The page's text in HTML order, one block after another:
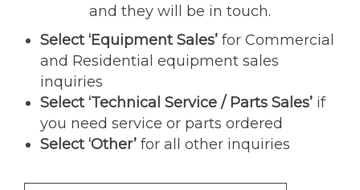
and they will be in touch.
Select ‘Equipment Sales’ for Commercial
and Residential equipment sales
inquiries
Select ‘Technical Service / Parts Sales’ if
you need service or parts ordered
Select ‘Other’ for all other inquiries